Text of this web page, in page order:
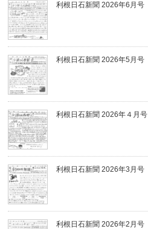
利根日石新聞 2026年6月号
利根日石新聞 2026年5月号
利根日石新聞 2026年４月号
利根日石新聞 2026年3月号
利根日石新聞 2026年2月号